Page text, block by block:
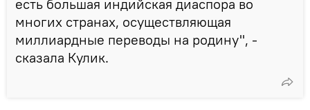
есть большая индийская диаспора во
многих странах, осуществляющая
миллиардные переводы на родину", -
сказала Кулик.